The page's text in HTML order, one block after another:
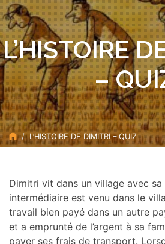
L’HISTOIRE
–
L’HISTOIRE DE DIMITRI – QUIZ
Dimitri vit dans un village avec sa
intermédiaire est venu dans le
travail bien payé dans un autre
et a emprunté de l’argent à sa
payer ses frais de transport.